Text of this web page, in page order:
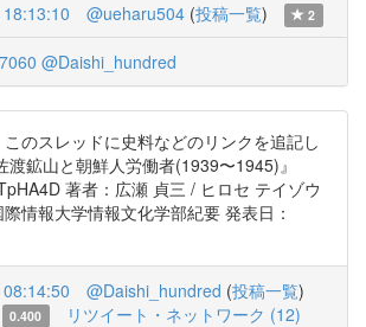
@ueharu504 (投稿一覧) 2
@Daishi_hundred
このスレッドに史料などのリンクを追記し
渡鉱山と朝鮮人労働者(1939〜1945)』
著者：広瀬 貞三 / ヒロセ テイゾウ
情報大学情報文化学部紀要 発表日：
@Daishi_hundred (投稿一覧)
0.400 リツイート・ネットワーク (12)